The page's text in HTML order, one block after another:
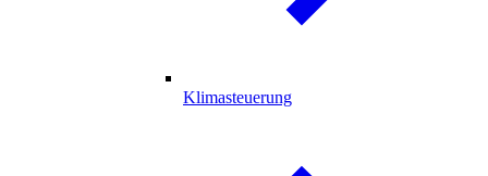
Klimasteuerung